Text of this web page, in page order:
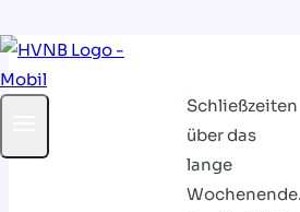
Zum
Inhalt
Schließzeiten
über das
lange
Wochenende.